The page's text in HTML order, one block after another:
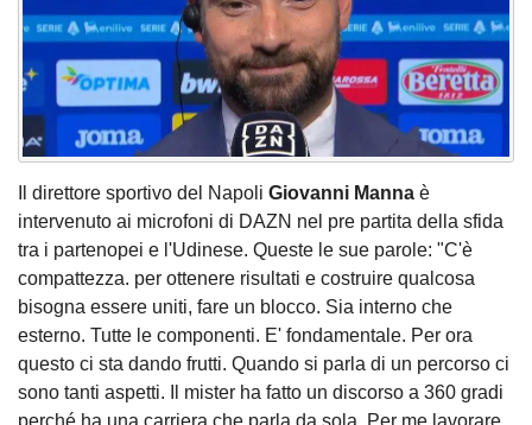
Il direttore sportivo del Napoli Giovanni Manna è
intervenuto ai microfoni di DAZN nel pre partita della sfida
tra i partenopei e l'Udinese. Queste le sue parole: "C'è
compattezza. per ottenere risultati e costruire qualcosa
bisogna essere uniti, fare un blocco. Sia interno che
esterno. Tutte le componenti. E' fondamentale. Per ora
questo ci sta dando frutti. Quando si parla di un percorso ci
sono tanti aspetti. Il mister ha fatto un discorso a 360 gradi
perché ha una carriera che parla da sola. Per me lavorare